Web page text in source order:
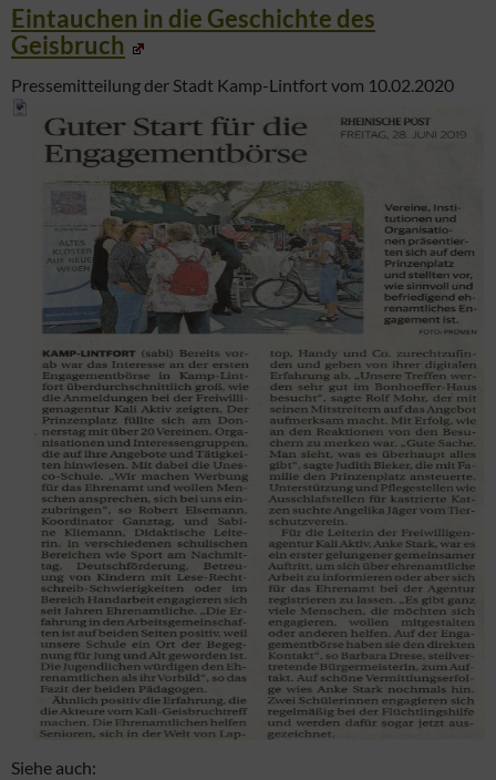
Eintauchen in die Geschichte des
Geisbruch
Pressemitteilung der Stadt Kamp-Lintfort vom 10.02.2020
Siehe auch: